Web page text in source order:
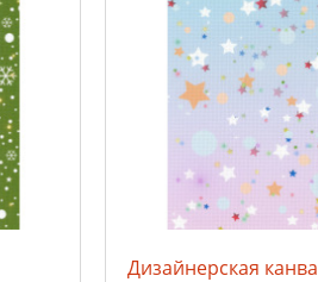
Дизайнерская канва